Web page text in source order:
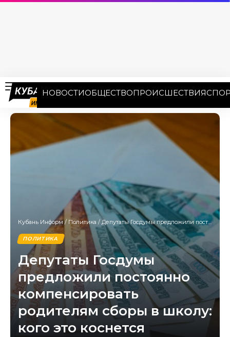
НОВОСТИОБЩЕСТВОПРОИСШЕСТВИЯ
Кубань Информ/ Политика / Депутаты Госдумы предложили постоянно компенсировать родителям сборы в школу: кого это коснется
ПОЛИТИКА
Депутаты Госдумы
предложили постоянно
компенсировать
родителям сборы в школу:
кого это коснется